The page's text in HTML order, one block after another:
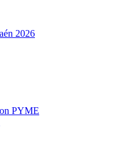
2026
PYME